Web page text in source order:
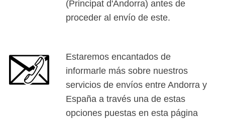
(Principat d'Andorra) antes de
proceder al envío de este.
Estaremos encantados de
informarle más sobre nuestros
servicios de envíos entre Andorra y
España a través una de estas
opciones puestas en esta página